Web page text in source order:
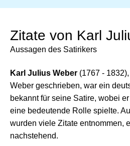
Zitate von Karl
Aussagen des Satirikers
Karl Julius Weber (1767 -
Weber geschrieben, war ein
bekannt für seine Satire, wobei
eine bedeutende Rolle spielte.
wurden viele Zitate entnommen,
nachstehend.